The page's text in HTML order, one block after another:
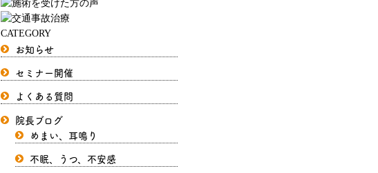
CATEGORY
お知らせ
セミナー開催
よくある質問
院長ブログ
めまい、耳鳴り
不眠、うつ、不安感